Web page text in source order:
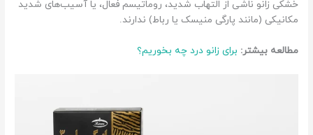
خشکی زانو ناشی از التهاب شدید، روماتیسم فعال، یا آسیب‌های شدید
مکانیکی (مانند پارگی منیسک یا رباط) ندارند.
مطالعه بیشتر: برای زانو درد چه بخوریم؟